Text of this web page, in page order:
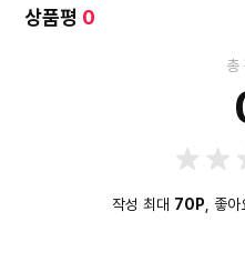
상품평 0
총
작성 최대 70P , 좋